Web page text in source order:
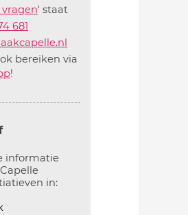
' staat
681
bereiken via
!
informatie
belangrijke informatie over
in:Aanvinken om